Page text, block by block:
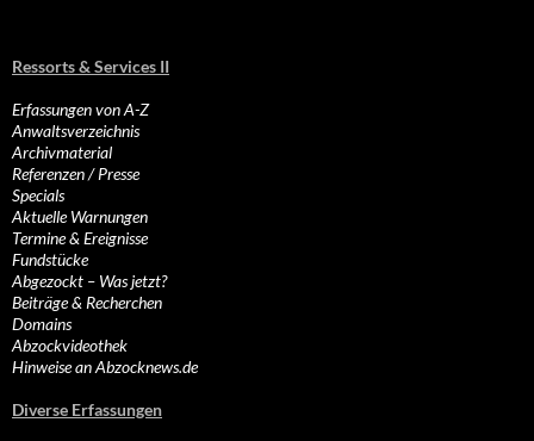
Ressorts & Services II
Erfassungen von A-Z
Anwaltsverzeichnis
Archivmaterial
Referenzen / Presse
Specials
Aktuelle Warnungen
Termine & Ereignisse
Fundstücke
Abgezockt – Was jetzt?
Beiträge & Recherchen
Domains
Abzockvideothek
Hinweise an Abzocknews.de
Diverse Erfassungen